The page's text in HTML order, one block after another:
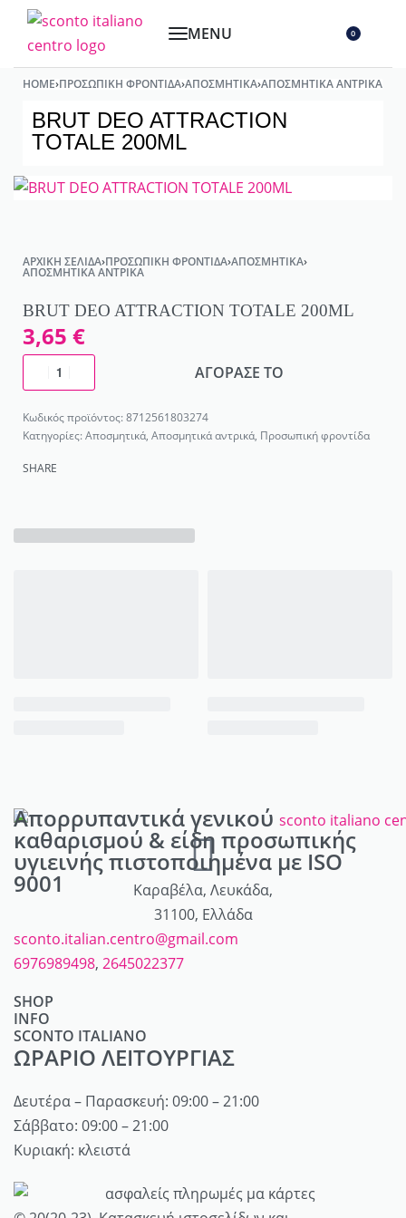
0
HOME›ΠΡΟΣΩΠΙΚΉ ΦΡΟΝΤΊΔΑ›ΑΠΟΣΜΗΤΙΚΆ›ΑΠΟΣΜΗΤΙΚΆ ΑΝΤΡΙΚΆ
BRUT DEO ATTRACTION
TOTALE 200ML
ΑΡΧΙΚΉ ΣΕΛΊΔΑ›ΠΡΟΣΩΠΙΚΉ ΦΡΟΝΤΊΔΑ›ΑΠΟΣΜΗΤΙΚΆ›
ΑΠΟΣΜΗΤΙΚΆ ΑΝΤΡΙΚΆ
BRUT DEO ATTRACTION TOTALE 200ML
3,65 €
ΑΓΟΡΑΣΕ ΤΟ
8712561803274
Κατηγορίες:Αποσμητικά, Αποσμητικά αντρικά, Προσωπική φροντίδα
SHARE
Απορρυπαντικά γενικού
καθαρισμού & είδη προσωπικής
υγιεινής πιστοποιημένα με ISO
9001
Καραβέλα, Λευκάδα,
31100, Ελλάδα
sconto.italian.centro@gmail.com
6976989498, 2645022377
SHOP
Απορρυπαντικά
Καλλυντικά
Προσωπική φροντίδα
Μαλλιά
Είδη δώρων
INFO
Λογαριασμός
Καλάθι
Τρόποι αποστολής / πληρωμής
Όροι Χρήσης
Πολιτική επιστροφών
Πολιτική Απορρήτου
SCONTO ITALIANO
Ποιοί είμαστε
My account
ΩΡΑΡΙΟ ΛΕΙΤΟΥΡΓΙΑΣ
Δευτέρα – Παρασκευή: 09:00 – 21:00
Σάββατο: 09:00 – 21:00
Κυριακή: κλειστά